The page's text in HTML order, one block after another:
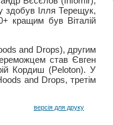
здобув Ілля Терещук,
кращим був Віталій
and Drops), другим
став Євген
Кордиш (Peloton). У
and Drops, третім
версія для друку